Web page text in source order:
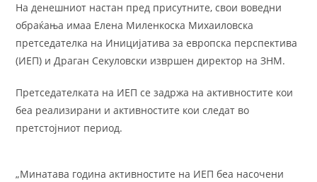
На денешниот настан пред присутните, свои воведни
обраќања имаа Елена Миленкоска Михаиловска
претседателка на Иницијатива за европска перспектива
(ИЕП) и Драган Секуловски извршен директор на ЗНМ.
Претседателката на ИЕП се задржа на активностите кои
беа реализирани и активностите кои следат во
претстојниот период.
„Mинатава година активностите на ИЕП беа насочени